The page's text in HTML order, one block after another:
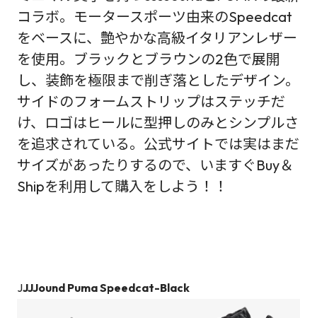
コラボ。モータースポーツ由来のSpeedcat
をベースに、艶やかな高級イタリアンレザー
を使用。ブラックとブラウンの2色で展開
し、装飾を極限まで削ぎ落としたデザイン。
サイドのフォームストリップはステッチだ
け、ロゴはヒールに型押しのみとシンプルさ
を追求されている。公式サイトでは実はまだ
サイズがあったりするので、いますぐBuy＆
Shipを利用して購入をしよう！！
JJJJound Puma Speedcat-Black